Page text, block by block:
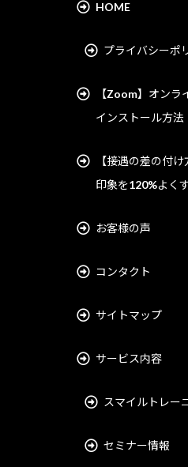
HOME
プライバシーポ
【Zoom】オンラ
インストール方法
【接遇の差の付
印象を120%よく
お客様の声
コンタクト
サイトマップ
サービス内容
スマイルトレー
セミナー情報